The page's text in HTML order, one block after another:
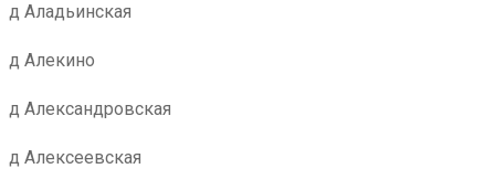
д Аладьинская
д Алекино
д Александровская
д Алексеевская